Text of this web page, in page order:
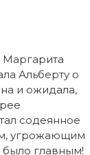
Альберту о
и ожидала,
содеянное
угрожающим
главным!